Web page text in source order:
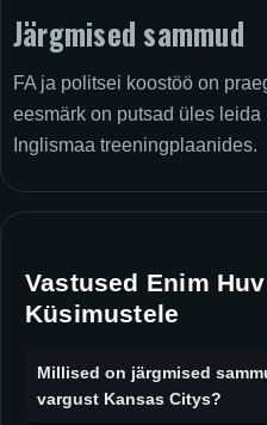
Järgmised sammud
FA ja politsei koostöö on
eesmärk on putsad üles
Inglismaa treeningplaanides.
Vastused Enim
Küsimustele
Millised on järgmised
vargust Kansas Citys?